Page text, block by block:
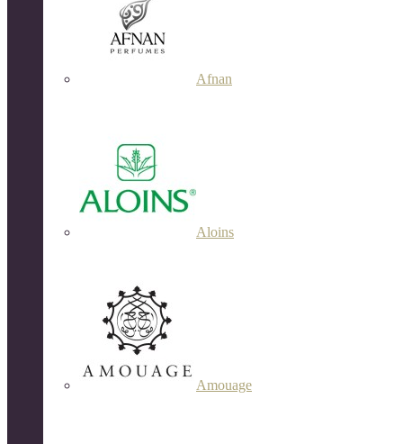
Afnan
Aloins
Amouage